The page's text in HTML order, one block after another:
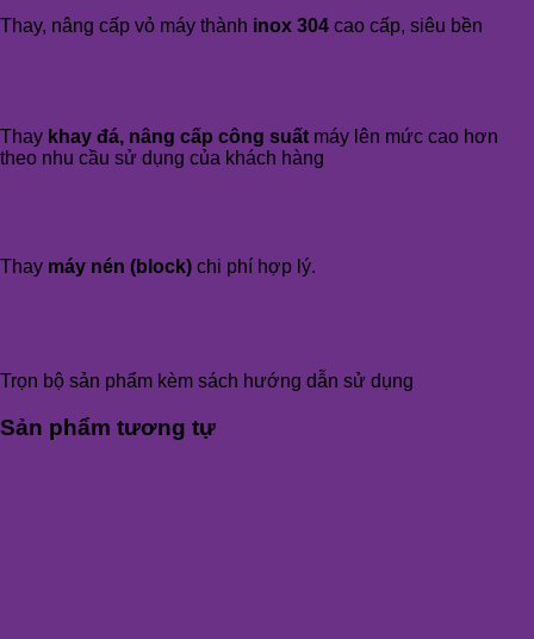
Thay, nâng cấp vỏ máy thành inox 304 cao cấp, siêu bền
Thay khay đá, nâng cấp công suất máy lên mức cao hơn
theo nhu cầu sử dụng của khách hàng
Thay máy nén (block) chi phí hợp lý.
Trọn bộ sản phẩm kèm sách hướng dẫn sử dụng
Sản phẩm tương tự